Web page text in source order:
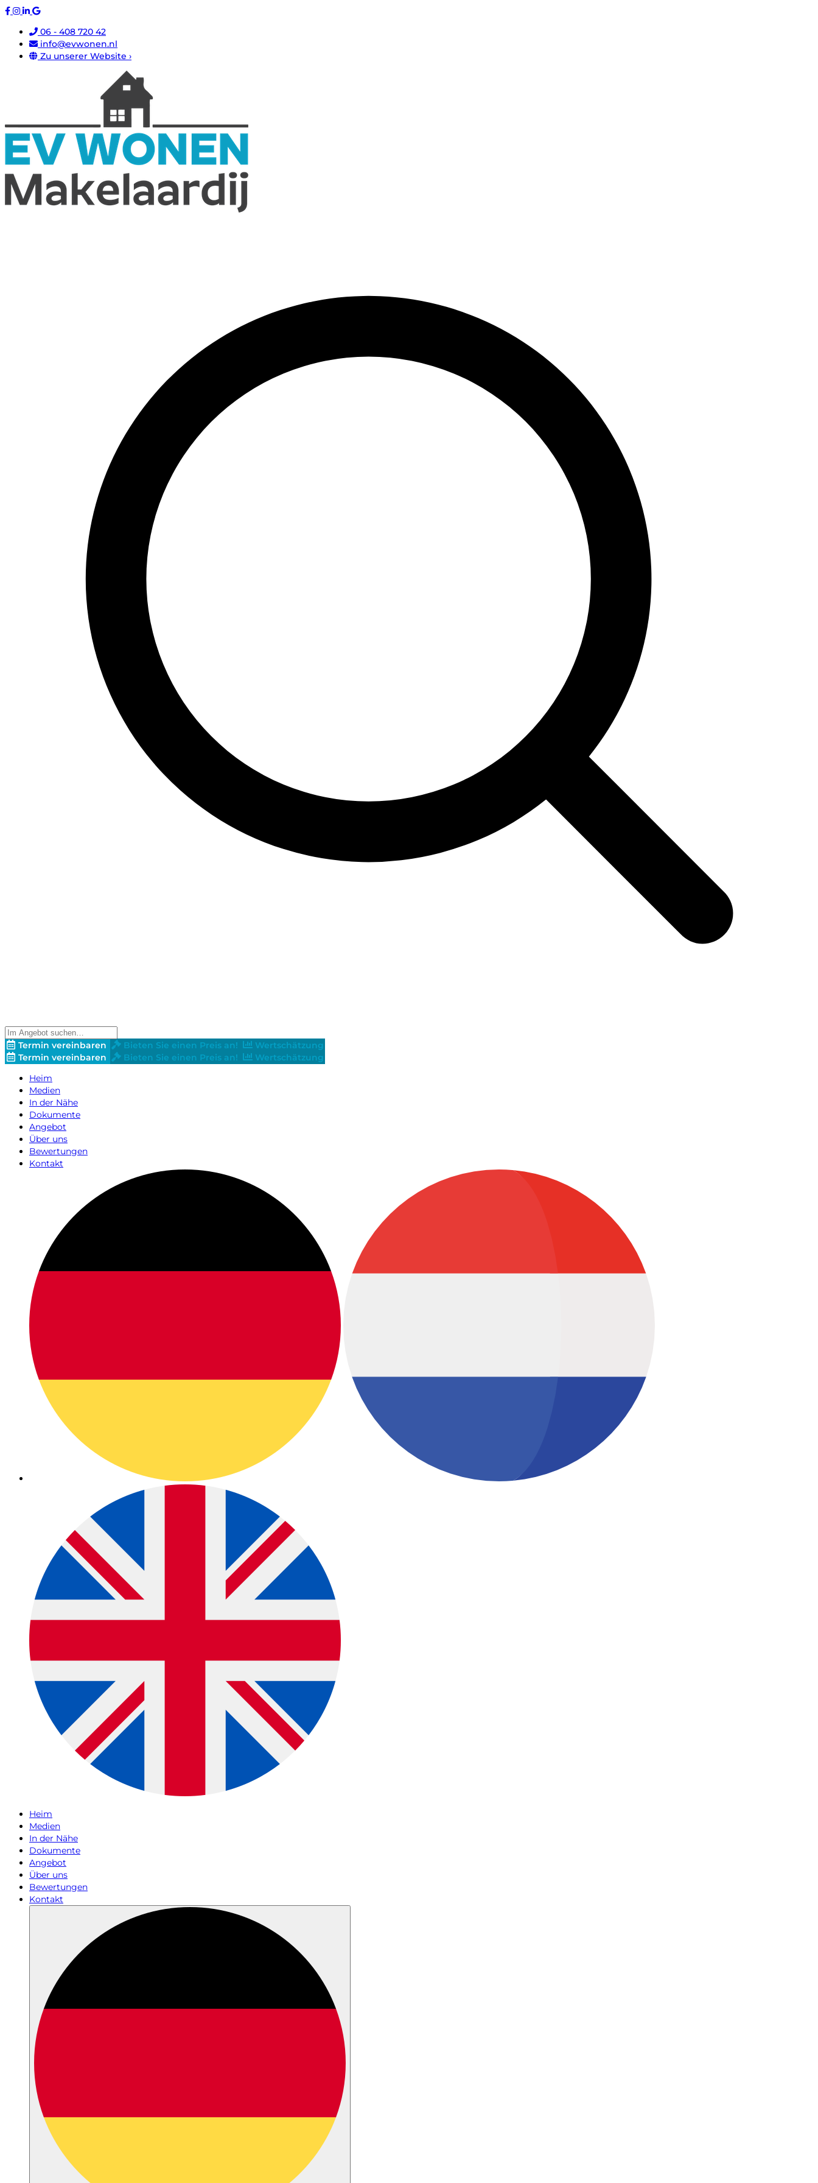
06 - 408 720 42
info@evwonen.nl
Zu unserer Website ›
Termin vereinbaren Bieten Sie einen Preis an!
Wertschätzung
Termin vereinbaren
Bieten Sie einen Preis an!
Wertschätzung
Heim
Medien
In der Nähe
Dokumente
Angebot
Über uns
Bewertungen
Kontakt
Heim
Medien
In der Nähe
Dokumente
Angebot
Über uns
Bewertungen
Kontakt